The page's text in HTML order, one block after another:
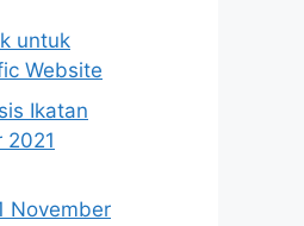
untuk
Website
Ikatan
2021
November